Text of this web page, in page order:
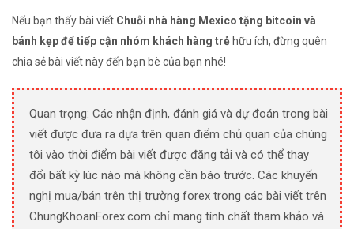
Nếu bạn thấy bài viết Chuỗi nhà hàng Mexico tặng bitcoin và
bánh kẹp để tiếp cận nhóm khách hàng trẻ hữu ích, đừng quên
chia sẻ bài viết này đến bạn bè của bạn nhé!
Quan trọng: Các nhận định, đánh giá và dự đoán trong bài
viết được đưa ra dựa trên quan điểm chủ quan của chúng
tôi vào thời điểm bài viết được đăng tải và có thể thay
đổi bất kỳ lúc nào mà không cần báo trước. Các khuyến
nghị mua/bán trên thị trường forex trong các bài viết trên
ChungKhoanForex.com chỉ mang tính chất tham khảo và